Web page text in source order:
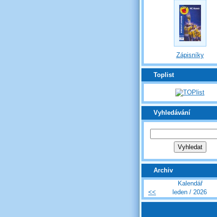
Zápisníky
Toplist
Vyhledávání
Archiv
Kalendář
<<
leden / 2026